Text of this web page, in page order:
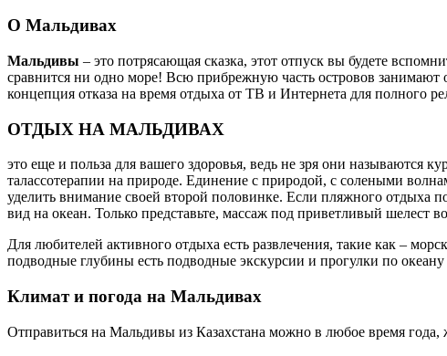
О Мальдивах
Мальдивы – это потрясающая сказка, этот отпуск вы будете
сравнится ни одно море! Всю прибрежную часть островов занимают
концепция отказа на время отдыха от ТВ и Интернета для полного
ОТДЫХ НА МАЛЬДИВАХ
это еще и польза для вашего здоровья, ведь не зря они называются
талассотерапии на природе. Единение с природой, с солеными
уделить внимание своей второй половинке. Если пляжного отдыха
вид на океан. Только представьте, массаж под приветливый шелест
Для любителей активного отдыха есть развлечения, такие как –
подводные глубины есть подводные экскурсии и прогулки по
Климат и погода на Мальдивах
Отправиться на Мальдивы из Казахстана можно в любое время